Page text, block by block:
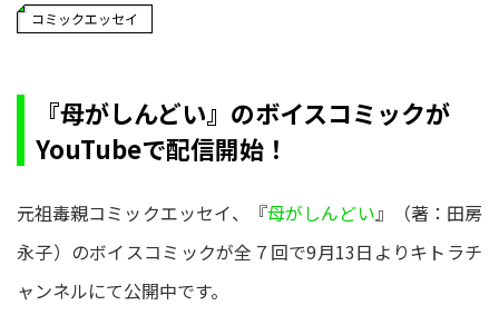
コミックエッセイ
『母がしんどい』のボイスコミックが
YouTubeで配信開始！
元祖毒親コミックエッセイ、『母がしんどい』（著：田房
永子）のボイスコミックが全７回で9月13日よりキトラチ
ャンネルにて公開中です。